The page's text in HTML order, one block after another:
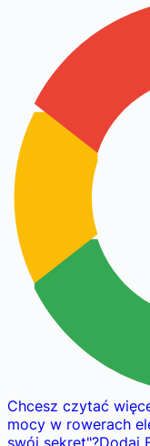
Chcesz czytać
mocy w rowerach
swój sekret"?Dodaj